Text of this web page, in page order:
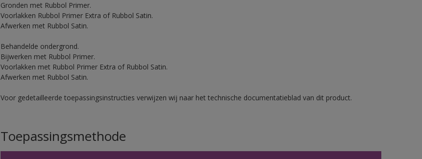
Gronden met Rubbol Primer.
Voorlakken Rubbol Primer Extra of Rubbol Satin.
Afwerken met Rubbol Satin.
Behandelde ondergrond.
Bijwerken met Rubbol Primer.
Voorlakken met Rubbol Primer Extra of Rubbol Satin.
Afwerken met Rubbol Satin.
Voor gedetailleerde toepassingsinstructies verwijzen wij naar het technische documentatieblad van dit product.
Toepassingsmethode